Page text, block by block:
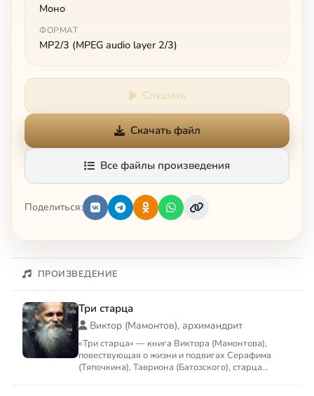
Моно
ФОРМАТ
MP2/3 (MPEG audio layer 2/3)
Слушать
Скачать файл
Все файлы произведения
Поделиться:
ПРОИЗВЕДЕНИЕ
Три старца
Виктор (Мамонтов), архимандрит
«Три старца» — книга Виктора (Мамонтова),
повествующая о жизни и подвигах Серафима
(Тяпочкина), Тавриона (Батозского), старца